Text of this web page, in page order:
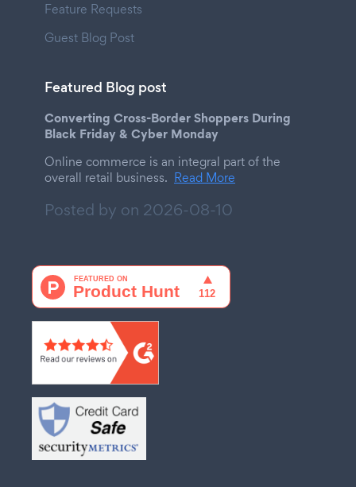
Feature Requests
Guest Blog Post
Featured Blog post
Converting Cross-Border Shoppers During
Black Friday & Cyber Monday
Online commerce is an integral part of the
overall retail business. Read More
Posted by on 2026-08-10